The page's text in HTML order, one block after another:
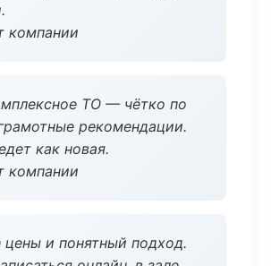
компании
ТО — чётко по
рекомендации.
как новая.
компании
и понятный подход.